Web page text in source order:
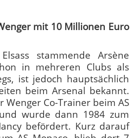
mit 10 Millionen Euro
stammende Arsène
in mehreren Clubs als
ist jedoch hauptsächlich
beim Arsenal bekannt.
Wenger Co-Trainer beim AS
wurde dann 1984 zum
befördert. Kurz darauf